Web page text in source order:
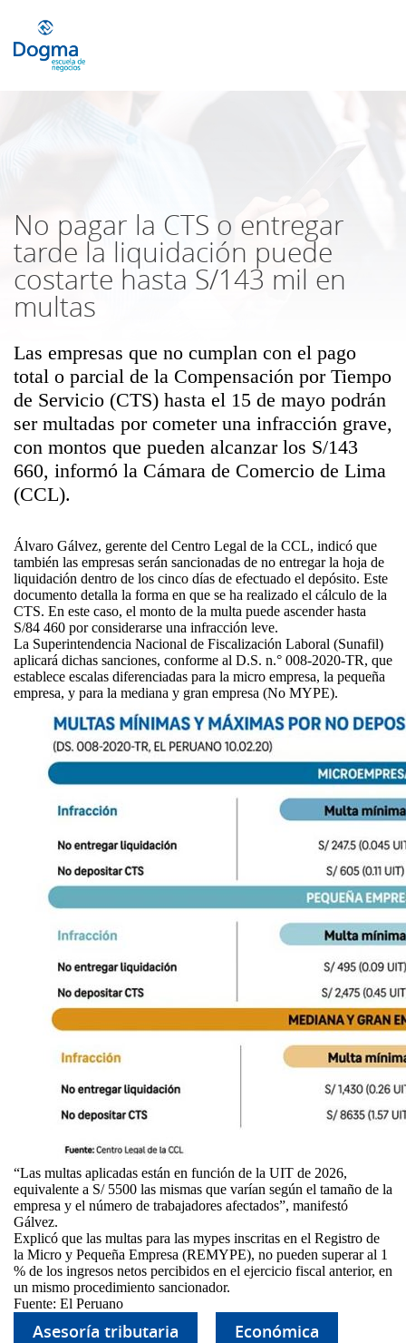
No pagar la CTS o entregar
tarde la liquidación puede
costarte hasta S/143 mil en
multas
Las empresas que no cumplan con el pago
total o parcial de la Compensación por Tiempo
de Servicio (CTS) hasta el 15 de mayo podrán
ser multadas por cometer una infracción grave,
con montos que pueden alcanzar los S/143
660, informó la Cámara de Comercio de Lima
(CCL).
Álvaro Gálvez, gerente del Centro Legal de la CCL, indicó que
también las empresas serán sancionadas de no entregar la hoja de
liquidación dentro de los cinco días de efectuado el depósito. Este
documento detalla la forma en que se ha realizado el cálculo de la
CTS. En este caso, el monto de la multa puede ascender hasta
S/84 460 por considerarse una infracción leve.
La Superintendencia Nacional de Fiscalización Laboral (Sunafil)
aplicará dichas sanciones, conforme al D.S. n.° 008-2020-TR, que
establece escalas diferenciadas para la micro empresa, la pequeña
empresa, y para la mediana y gran empresa (No MYPE).
“Las multas aplicadas están en función de la UIT de 2026,
equivalente a S/ 5500 las mismas que varían según el tamaño de la
empresa y el número de trabajadores afectados”, manifestó
Gálvez.
Explicó que las multas para las mypes inscritas en el Registro de
la Micro y Pequeña Empresa (REMYPE), no pueden superar al 1
% de los ingresos netos percibidos en el ejercicio fiscal anterior, en
un mismo procedimiento sancionador.
Fuente: El Peruano
Asesoría tributaria Económica
TRIBUTACIÓN INTERNACIONAL |
Más Cursos